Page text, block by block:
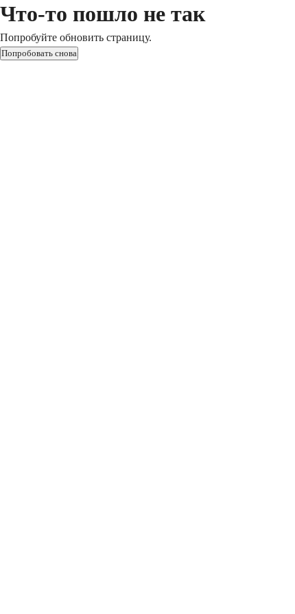
Что-то пошло не так
Попробуйте обновить страницу.
Попробовать снова